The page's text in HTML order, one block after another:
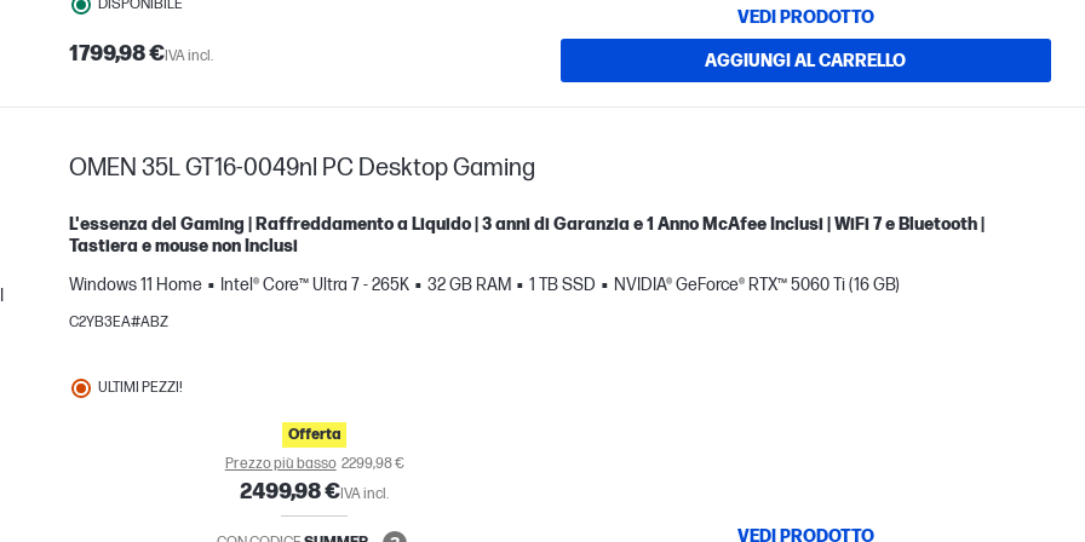
DISPONIBILE
1799,98 €IVA incl.
VEDI PRODOTTO
AGGIUNGI AL CARRELLO
OMEN 35L GT16-0049nl PC Desktop Gaming
L'essenza del Gaming | Raffreddamento a Liquido | 3 anni di Garanzia e 1 Anno McAfee Inclusi | WiFi 7 e Bluetooth |
Tastiera e mouse non Inclusi
Windows 11 Home
Intel® Core™ Ultra 7 - 265K 32 GB RAM 1 TB SSD NVIDIA® GeForce® RTX™ 5060 Ti (16 GB)
C2YB3EA#ABZ
ULTIMI PEZZI!
Offerta
Prezzo più basso 2299,98 €
2499,98 €IVA incl.
VEDI PRODOTTO